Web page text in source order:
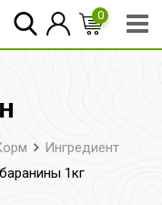
0
Ингредиент
1кг